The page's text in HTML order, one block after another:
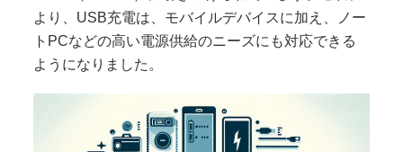
より、USB充電は、モバイルデバイスに加え、ノー
トPCなどの高い電源供給のニーズにも対応できる
ようになりました。